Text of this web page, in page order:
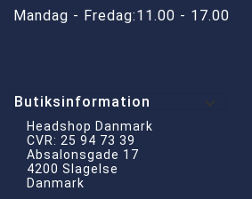
Mandag - Fredag:11.00 - 17.00
Butiksinformation
Headshop Danmark
CVR: 25 94 73 39
Absalonsgade 17
4200 Slagelse
Danmark